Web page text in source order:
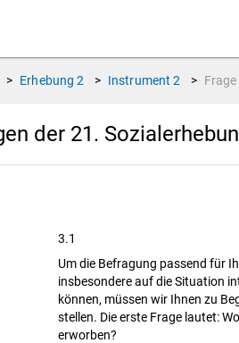
> Erhebung 2 > Instrument 2 > Frage
der 21.
3.1
Um die Befragung passend für
insbesondere auf die Situation
können, müssen wir Ihnen zu
stellen. Die erste Frage lautet:
erworben?